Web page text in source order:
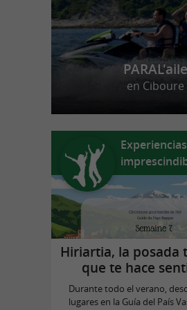
PARAL'aile
en Ciboure
Experiencias
Hiriartia, la posada
que te hace
Durante todo el verano,
lugares en la Guía del País